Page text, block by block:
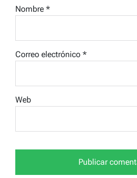
Nombre *
Correo electrónico *
Web